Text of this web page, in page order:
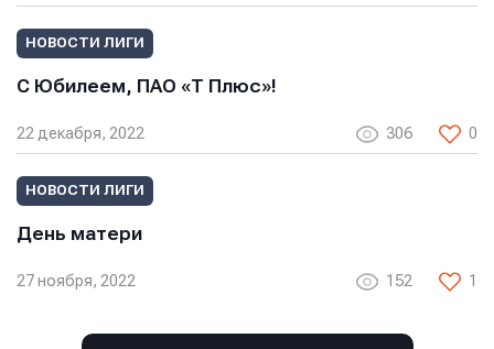
НОВОСТИ ЛИГИ
С Юбилеем, ПАО «Т Плюс»!
22 декабря, 2022 306 0
НОВОСТИ ЛИГИ
День матери
27 ноября, 2022 152 1
Телефон
Сообщение
Телефон
Сообщение
Телефон
Сообщение